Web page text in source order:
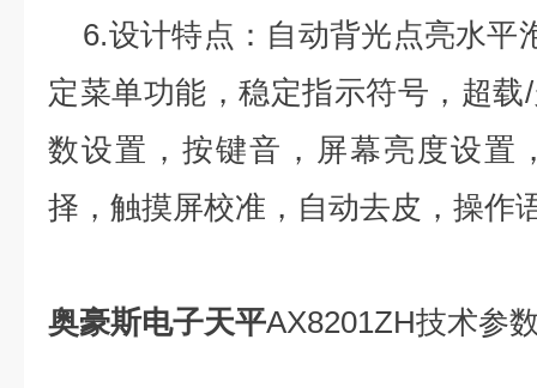
6.设计特点：自动背光点亮水平
定菜单功能，稳定指示符号，超
数设置，按键音，屏幕亮度设置
择，触摸屏校准，自动去皮，操作
奥豪斯电子天平AX8201ZH技术参